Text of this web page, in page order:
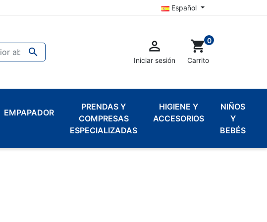
Español
 
Iniciar sesión
shopping_cart0
Carrito
EMPAPADOR
PRENDAS Y
COMPRESAS
ESPECIALIZADAS
HIGIENE Y
ACCESORIOS
NIÑOS
Y
BEBÉS